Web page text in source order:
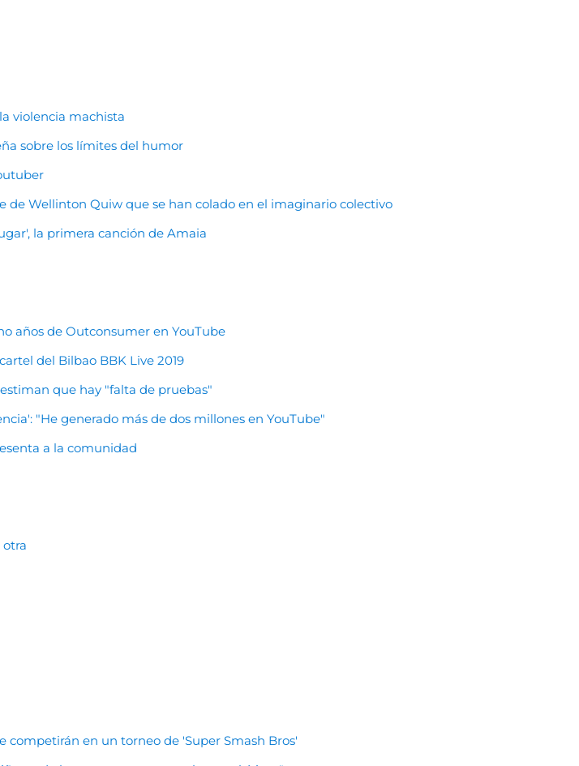
violencia machista
sobre los límites del humor
Wellinton Quiw que se han colado en el imaginario colectivo
la primera canción de Amaia
años de Outconsumer en YouTube
del Bilbao BBK Live 2019
que hay "falta de pruebas"
"He generado más de dos millones en YouTube"
a la comunidad
otra
competirán en un torneo de 'Super Smash Bros'